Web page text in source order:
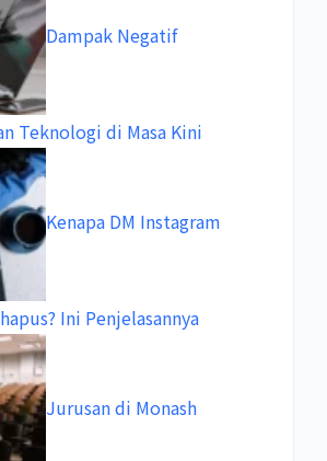
Dampak Negatif
Teknologi di Masa Kini
Kenapa DM Instagram
Ini Penjelasannya
Jurusan di Monash